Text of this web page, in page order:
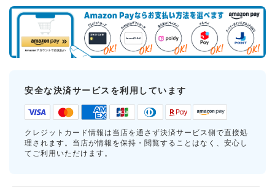
安全な決済サービスを利用しています
クレジットカード情報は当店を通さず決済サービス側で直接処
理されます。当店が情報を保持・閲覧することはなく、安心し
てご利用いただけます。